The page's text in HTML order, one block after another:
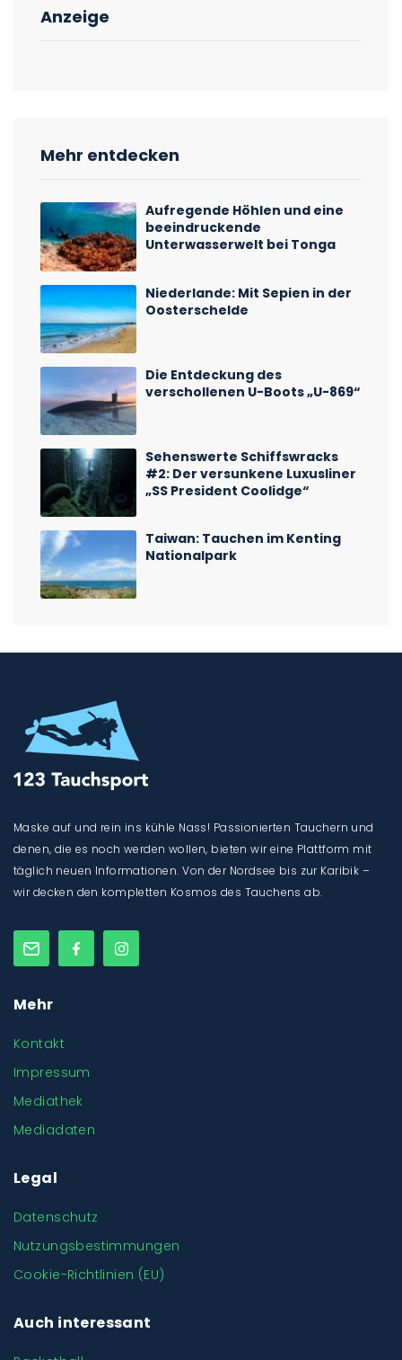
Anzeige
Mehr entdecken
Aufregende Höhlen und eine
beeindruckende
Unterwasserwelt bei Tonga
Niederlande: Mit Sepien in der
Oosterschelde
Die Entdeckung des
verschollenen U-Boots „U-869“
Sehenswerte Schiffswracks
#2: Der versunkene Luxusliner
„SS President Coolidge“
Taiwan: Tauchen im Kenting
Nationalpark
Maske auf und rein ins kühle Nass! Passionierten Tauchern und
denen, die es noch werden wollen, bieten wir eine Plattform mit
täglich neuen Informationen. Von der Nordsee bis zur Karibik –
wir decken den kompletten Kosmos des Tauchens ab.
Mehr
Kontakt
Impressum
Mediathek
Mediadaten
Legal
Datenschutz
Nutzungsbestimmungen
Cookie-Richtlinien (EU)
Auch interessant